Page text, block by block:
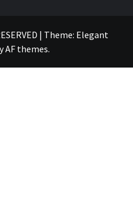
| Theme: Elegant
AF themes.